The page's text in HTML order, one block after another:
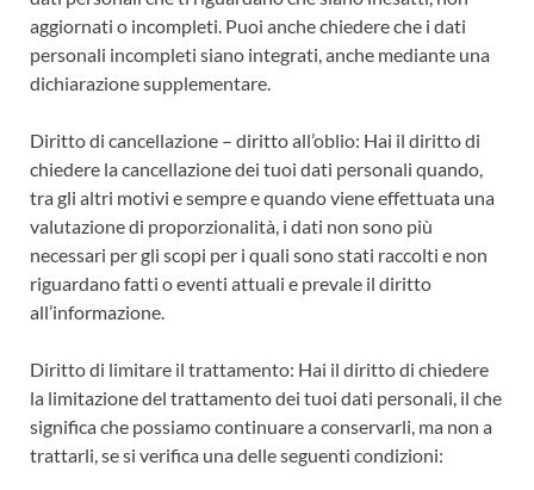
aggiornati o incompleti. Puoi anche chiedere che i dati
personali incompleti siano integrati, anche mediante una
dichiarazione supplementare.
Diritto di cancellazione – diritto all’oblio: Hai il diritto di
chiedere la cancellazione dei tuoi dati personali quando,
tra gli altri motivi e sempre e quando viene effettuata una
valutazione di proporzionalità, i dati non sono più
necessari per gli scopi per i quali sono stati raccolti e non
riguardano fatti o eventi attuali e prevale il diritto
all’informazione.
Diritto di limitare il trattamento: Hai il diritto di chiedere
la limitazione del trattamento dei tuoi dati personali, il che
significa che possiamo continuare a conservarli, ma non a
trattarli, se si verifica una delle seguenti condizioni: